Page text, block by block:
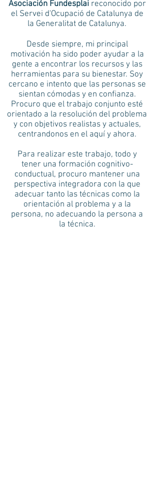
Asociación Fundesplaireconocido por
el Servei d'Ocupació de Catalunya de
la Generalitat de Catalunya.
Desde siempre, mi principal
motivación ha sido poder ayudar a la
gente a encontrar los recursos y las
herramientas para su bienestar. Soy
cercano e intento que las personas se
sientan cómodas y en confianza.
Procuro que el trabajo conjunto esté
orientado a la resolución del problema
y con objetivos realistas y actuales,
centrandonos en el aquí y ahora.
Para realizar este trabajo, todo y
tener una formación cognitivo-
conductual, procuro mantener una
perspectiva integradora con la que
adecuar tanto las técnicas como la
orientación al problema y a la
persona, no adecuando la persona a
la técnica.